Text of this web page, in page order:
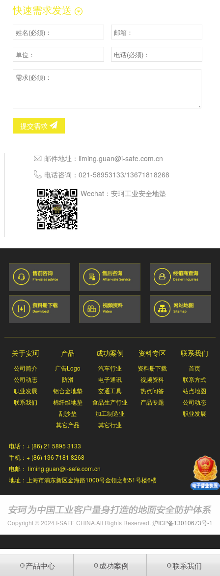
产品中心 成功案例 联系我们
快速需求发送
提交需求
邮件地址： liming.guan@i-safe.com.cn
电话咨询： 021-58953133/13671818268
Wechat：安珂工业安全地垫
关于安珂
公司简介
公司动态
职业发展
联系我们
产品
广告Logo
防滑
铝合金地垫
棉纤维地垫
刮沙垫
其它产品
成功案例
汽车行业
电子通讯
交通工具
食品生产行业
加工制造业
其它行业
资料专区
资料册下载
视频资料
热点问答
产品专题
联系我们
首页
联系方式
站点地图
公司动态
职业发展
电话：+ (86) 21 5895 3133
手机：+ (86) 136 7181 8268
电邮： liming.guan@i-safe.com.cn
地址：上海市浦东新区金海路1000号金领之都51号楼6楼
Copyright © 2024 I-SAFE CHINA.All Rights Reserved. 沪ICP备13010673号-1